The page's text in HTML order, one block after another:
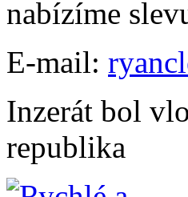
nabízíme
E-mail:
Inzerát bol
republika